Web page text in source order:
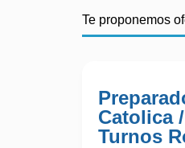
Te proponemos
Catolica
Turnos